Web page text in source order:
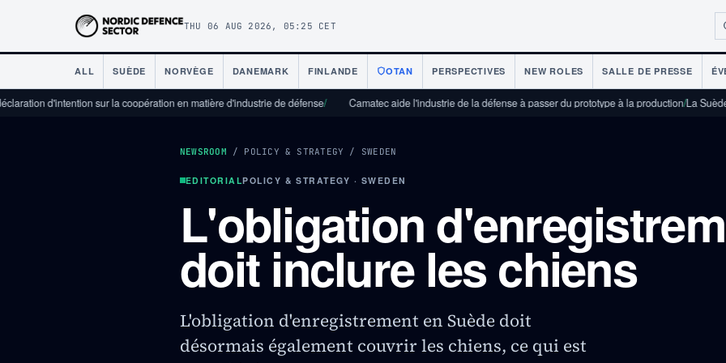
THU 06 AUG 2026, 05:25 CET
ALL SUÈDE NORVÈGE DANEMARK FINLANDE OTAN PERSPECTIVES NEW ROLES SALLE DE PRESSE
sur la coopération en matière d'industrie de défense/ Camatec aide l'industrie de la défense à passer du prototype à la production/La Suède choisit Naval
NEWSROOM / POLICY & STRATEGY / SWEDEN
EDITORIALPOLICY & STRATEGY · SWEDEN
L'obligation
doit inclure les chiens
L'obligation d'enregistrement en Suède doit
désormais également couvrir les chiens, ce qui est